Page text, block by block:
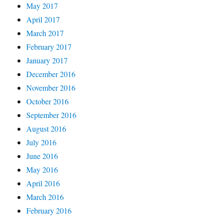
May 2017
April 2017
March 2017
February 2017
January 2017
December 2016
November 2016
October 2016
September 2016
August 2016
July 2016
June 2016
May 2016
April 2016
March 2016
February 2016